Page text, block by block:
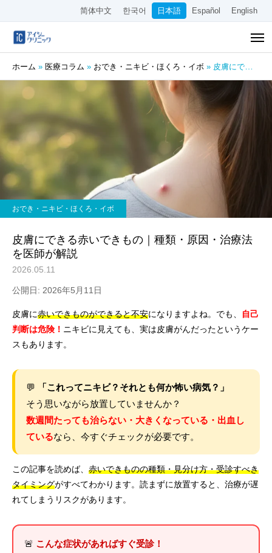
简体中文 한국어 日本語 Español English
ホーム » 医療コラム » おでき・ニキビ・ほくろ・イボ » 皮膚にできる赤いできもの｜種類・原因・治療法を医師が解説
おでき・ニキビ・ほくろ・イボ
皮膚にできる赤いできもの｜種類・原因・治療法
を医師が解説
2026.05.11
公開日: 2026年5月11日
皮膚に赤いできものができると不安になりますよね。でも、
自己
判断は危険！ ニキビに見えても、実は皮膚がんだったというケー
スもあります。
💬
「これってニキビ？それとも何か怖い病気？」
そう思いながら放置していませんか？
数週間たっても治らない・大きくなっている・出血し
ているなら、今すぐチェックが必要です。
この記事を読めば、 赤いできものの種類・見分け方・受診すべき
タイミングがすべてわかります。読まずに放置すると、治療が遅
れてしまうリスクがあります。
🚨 こんな症状があればすぐ受診！